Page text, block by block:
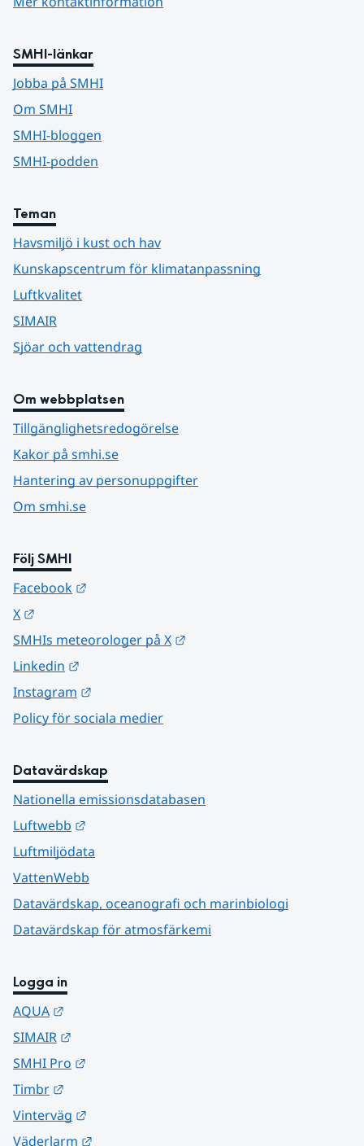
SMHI-länkar
Jobba på SMHI
Om SMHI
SMHI-bloggen
SMHI-podden
Teman
Havsmiljö i kust och hav
Kunskapscentrum för klimatanpassning
Luftkvalitet
SIMAIR
Sjöar och vattendrag
Om webbplatsen
Tillgänglighetsredogörelse
Kakor på smhi.se
Hantering av personuppgifter
Om smhi.se
Följ SMHI
Facebook
X
SMHIs meteorologer på X
Linkedin
Instagram
Policy för sociala medier
Datavärdskap
Nationella emissionsdatabasen
Luftwebb
Luftmiljödata
VattenWebb
Datavärdskap, oceanografi och marinbiologi
Datavärdskap för atmosfärkemi
Logga in
AQUA
SIMAIR
SMHI Pro
Timbr
Vinterväg
Väderlarm